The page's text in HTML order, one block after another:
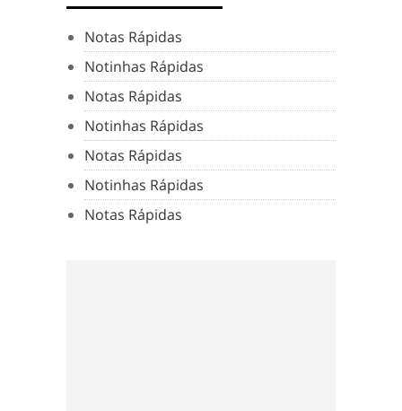
Notas Rápidas
Notinhas Rápidas
Notas Rápidas
Notinhas Rápidas
Notas Rápidas
Notinhas Rápidas
Notas Rápidas